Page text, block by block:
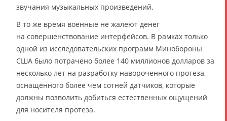
звучания музыкальных произведений.
В то же время военные не жалеют денег
на совершенствование интерфейсов. В рамках только
одной из исследовательских программ Минобороны
США было потрачено более 140 миллионов долларов за
несколько лет на разработку навороченного протеза,
оснащённого более чем сотней датчиков, которые
должны позволить добиться естественных ощущений
для носителя протеза.